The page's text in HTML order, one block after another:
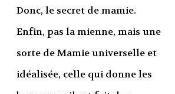
Donc, le secret de mamie.
Enfin, pas la mienne, mais une
sorte de Mamie universelle et
idéalisée, celle qui donne les